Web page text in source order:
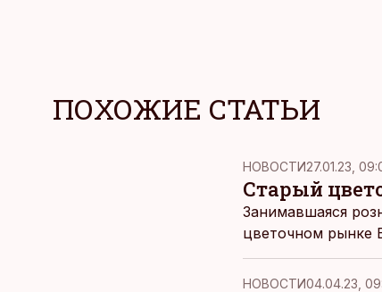
ПОХОЖИЕ СТАТЬИ
НОВОСТИ27.01.23,
Старый
Занимавшаяся
цветочном рынке
НОВОСТИ04.04.23,